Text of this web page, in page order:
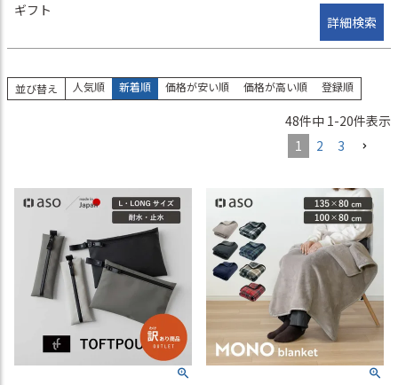
ギフト
詳細検索
並び替え 人気順 新着順 価格が安い順 価格が高い順 登録順
48件中 1-20件表示
1
2 3